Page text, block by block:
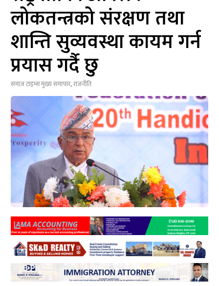
लोकतन्त्रको संरक्षण तथा
शान्ति सुव्यवस्था कायम गर्न
प्रयास गर्दै छु
समाज टाइम्समुख्य समाचार,राजनीति